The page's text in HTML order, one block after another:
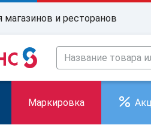
магазинов и ресторанов
Маркировка